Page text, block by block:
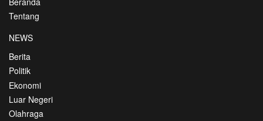
Tentang
NEWS
Berita
Politik
Ekonomi
Luar Negeri
Olahraga